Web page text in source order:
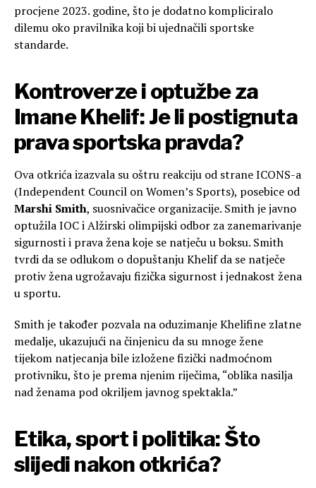
procjene 2023. godine, što je dodatno kompliciralo
dilemu oko pravilnika koji bi ujednačili sportske
standarde.
Kontroverze i optužbe za
Imane Khelif: Je li postignuta
prava sportska pravda?
Ova otkrića izazvala su oštru reakciju od strane ICONS-a
(Independent Council on Women’s Sports), posebice od
Marshi Smith, suosnivačice organizacije. Smith je javno
optužila IOC i Alžirski olimpijski odbor za zanemarivanje
sigurnosti i prava žena koje se natječu u boksu. Smith
tvrdi da se odlukom o dopuštanju Khelif da se natječe
protiv žena ugrožavaju fizička sigurnost i jednakost žena
u sportu.
Smith je također pozvala na oduzimanje Khelifine zlatne
medalje, ukazujući na činjenicu da su mnoge žene
tijekom natjecanja bile izložene fizički nadmoćnom
protivniku, što je prema njenim riječima, “oblika nasilja
nad ženama pod okriljem javnog spektakla.”
Etika, sport i politika: Što
slijedi nakon otkrića?